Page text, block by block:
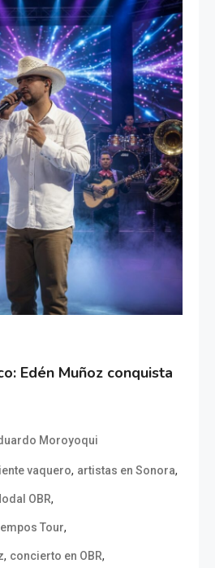
Edén Muñoz conquista
Moroyoqui
vaquero, artistas en Sonora,
OBR,
Tour,
, concierto en OBR,